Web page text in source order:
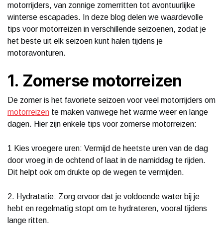
motorrijders, van zonnige zomerritten tot avontuurlijke
winterse escapades. In deze blog delen we waardevolle
tips voor motorreizen in verschillende seizoenen, zodat je
het beste uit elk seizoen kunt halen tijdens je
motoravonturen.
1. Zomerse motorreizen
De zomer is het favoriete seizoen voor veel motorrijders om
motorreizen te maken vanwege het warme weer en lange
dagen. Hier zijn enkele tips voor zomerse motorreizen:
1 Kies vroegere uren: Vermijd de heetste uren van de dag
door vroeg in de ochtend of laat in de namiddag te rijden.
Dit helpt ook om drukte op de wegen te vermijden.
2. Hydratatie: Zorg ervoor dat je voldoende water bij je
hebt en regelmatig stopt om te hydrateren, vooral tijdens
lange ritten.